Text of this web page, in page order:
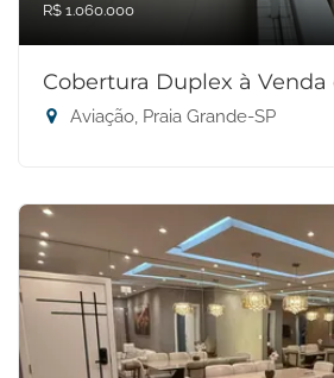
R$ 1.060.000
Cobertura Duplex à
Aviação, Praia Grande-SP